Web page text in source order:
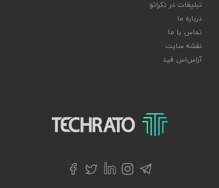
تبلیغات در تکراتو
درباره ما
تماس با ما
نقشه سایت
آر‌اس‌اس فید
تکراتو – زندگی با تکنولوژی
تلگراماینستاگرام
لینکداینتوییترفیسبوک